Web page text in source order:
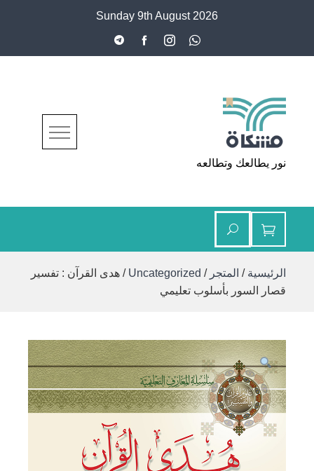
Sunday 9th August 2026
مشكاة
نور يطالعك وتطالعه
الرئيسية / المتجر /
Uncategorized / هدى القرآن : تفسير
قصار السور بأسلوب تعليمي